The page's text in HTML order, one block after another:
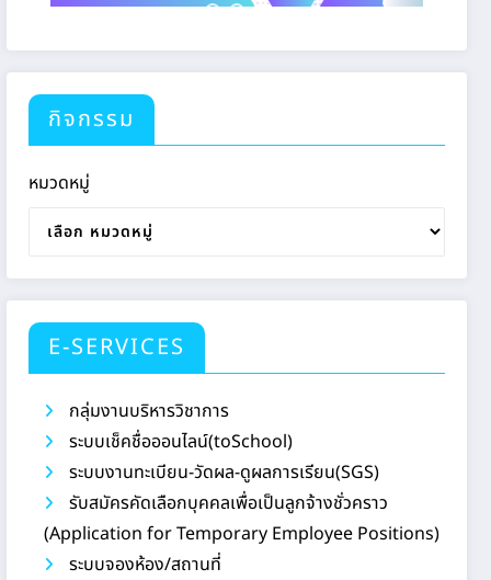
กิจกรรม
หมวดหมู่
E-SERVICES
กลุ่มงานบริหารวิชาการ
ระบบเช็คชื่อออนไลน์(toSchool)
ระบบงานทะเบียน-วัดผล-ดูผลการเรียน(SGS)
รับสมัครคัดเลือกบุคคลเพื่อเป็นลูกจ้างชั่วคราว
(Application for Temporary Employee Positions)
ระบบจองห้อง/สถานที่